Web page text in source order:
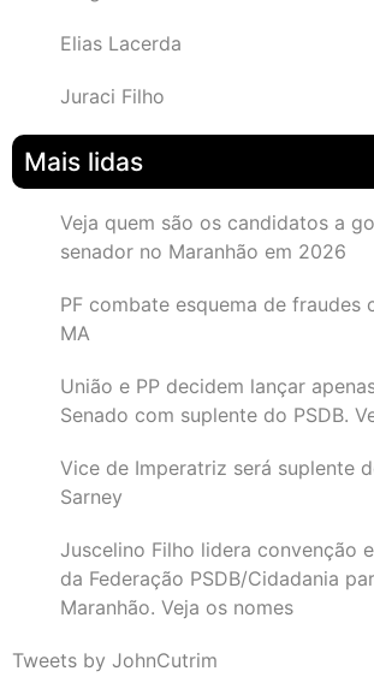
Elias Lacerda
Juraci Filho
Mais lidas
Veja quem são os candidatos a
senador no Maranhão em 2026
PF combate esquema de fraudes
MA
União e PP decidem lançar
Senado com suplente do PSDB.
Vice de Imperatriz será suplente
Sarney
Juscelino Filho lidera convenção
da Federação PSDB/Cidadania
Maranhão. Veja os nomes
Tweets by JohnCutrim